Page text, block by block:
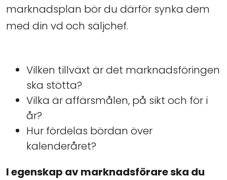
marknadsplan bör du därför synka dem
med din vd och säljchef.
Vilken tillväxt är det marknadsföringen
ska stötta?
Vilka är affärsmålen, på sikt och för i
år?
Hur fördelas bördan över
kalenderåret?
I egenskap av marknadsförare ska du